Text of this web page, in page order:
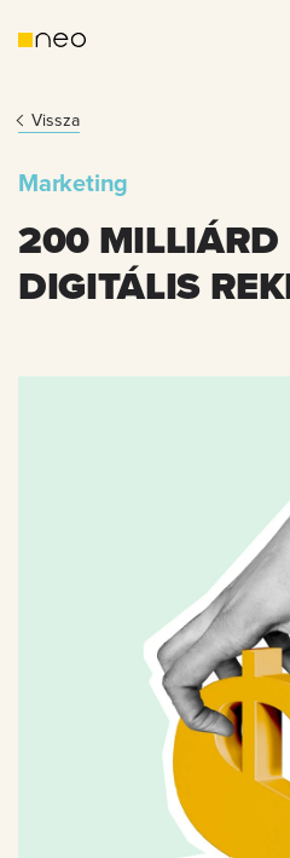
Vissza
Marketing
200 MILLIÁRD
DIGITÁLIS